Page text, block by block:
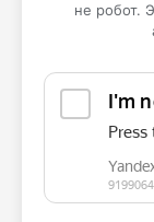
не робот.